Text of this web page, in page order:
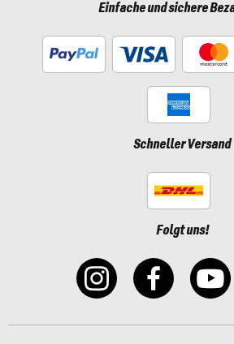
Einfache und sichere
Schneller Versand
Folgt uns!